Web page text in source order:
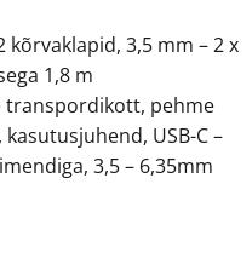
kõrvaklapid, 3,5 mm – 2 x
1,8 m
transpordikott, pehme
USB-C –
3,5 – 6,35mm